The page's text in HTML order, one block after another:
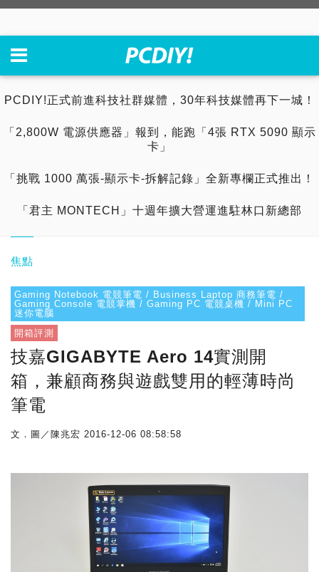
PCDIY!正式前進科技社群媒體，30年科技媒體再下一城！
「2,800W 電源供應器」報到，能跑「4張 RTX 5090 顯示
卡」
「挑戰 1000 萬張-顯示卡-拆解記錄」全新專欄正式推出！
「君主 MONTECH」十週年擴大營運進駐林口新總部
焦點
Gaming Notebook 電競筆電 / Business Laptop 商務筆電 /
Gaming Console 電競掌機 / Gaming PC 電競桌機 / Mini PC
迷你電腦
開箱評測
技嘉GIGABYTE Aero 14實測開
箱，兼顧商務與遊戲雙用的輕薄時尚
筆電
文．圖／陳兆宏 2016-12-06 08:58:58